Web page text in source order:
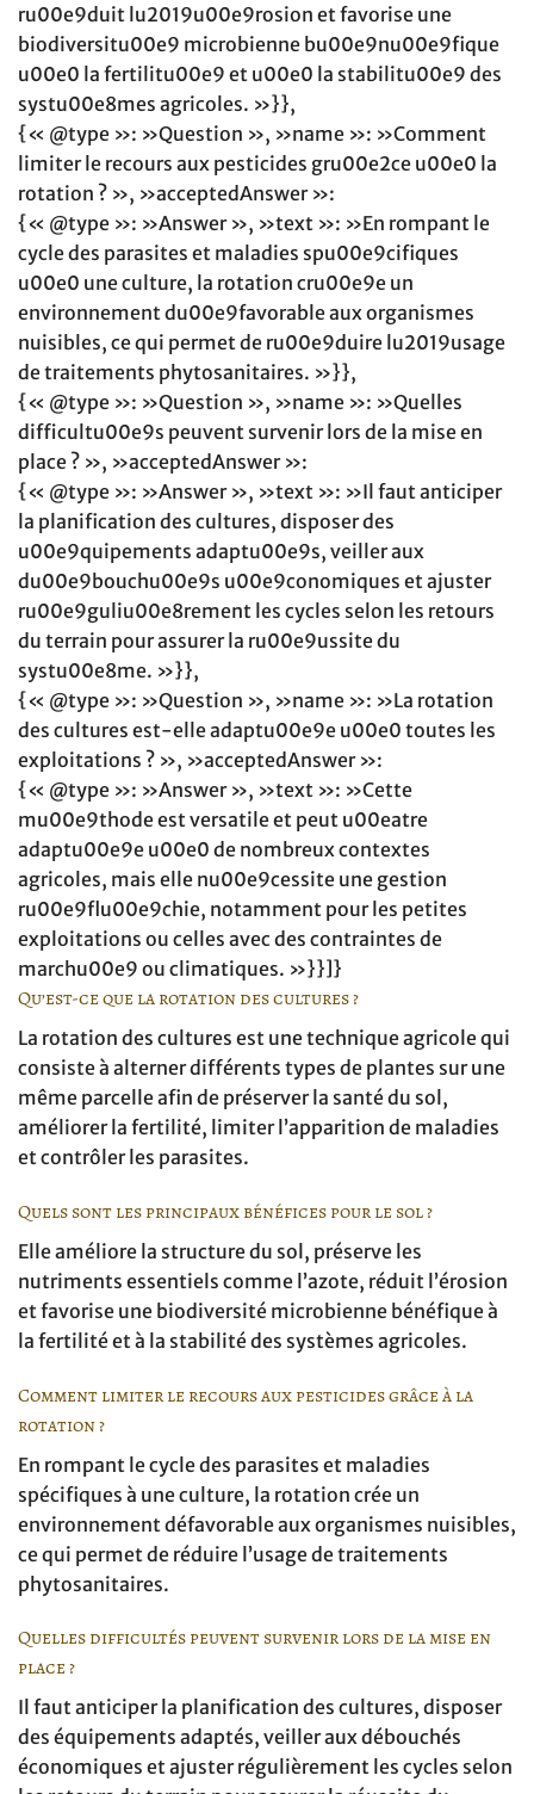
ru00e9duit lu2019u00e9rosion et favorise une
biodiversitu00e9 microbienne bu00e9nu00e9fique
u00e0 la fertilitu00e9 et u00e0 la stabilitu00e9 des
systu00e8mes agricoles. »}},
{« @type »: »Question », »name »: »Comment
limiter le recours aux pesticides gru00e2ce u00e0 la
rotation ? », »acceptedAnswer »:
{« @type »: »Answer », »text »: »En rompant le
cycle des parasites et maladies spu00e9cifiques
u00e0 une culture, la rotation cru00e9e un
environnement du00e9favorable aux organismes
nuisibles, ce qui permet de ru00e9duire lu2019usage
de traitements phytosanitaires. »}},
{« @type »: »Question », »name »: »Quelles
difficultu00e9s peuvent survenir lors de la mise en
place ? », »acceptedAnswer »:
{« @type »: »Answer », »text »: »Il faut anticiper
la planification des cultures, disposer des
u00e9quipements adaptu00e9s, veiller aux
du00e9bouchu00e9s u00e9conomiques et ajuster
ru00e9guliu00e8rement les cycles selon les retours
du terrain pour assurer la ru00e9ussite du
systu00e8me. »}},
{« @type »: »Question », »name »: »La rotation
des cultures est-elle adaptu00e9e u00e0 toutes les
exploitations ? », »acceptedAnswer »:
{« @type »: »Answer », »text »: »Cette
mu00e9thode est versatile et peut u00eatre
adaptu00e9e u00e0 de nombreux contextes
agricoles, mais elle nu00e9cessite une gestion
ru00e9flu00e9chie, notamment pour les petites
exploitations ou celles avec des contraintes de
marchu00e9 ou climatiques. »}}]}
Qu’est-ce que la rotation des cultures ?
La rotation des cultures est une technique agricole qui
consiste à alterner différents types de plantes sur une
même parcelle afin de préserver la santé du sol,
améliorer la fertilité, limiter l’apparition de maladies
et contrôler les parasites.
Quels sont les principaux bénéfices pour le sol ?
Elle améliore la structure du sol, préserve les
nutriments essentiels comme l’azote, réduit l’érosion
et favorise une biodiversité microbienne bénéfique à
la fertilité et à la stabilité des systèmes agricoles.
Comment limiter le recours aux pesticides grâce à la
rotation ?
En rompant le cycle des parasites et maladies
spécifiques à une culture, la rotation crée un
environnement défavorable aux organismes nuisibles,
ce qui permet de réduire l’usage de traitements
phytosanitaires.
Quelles difficultés peuvent survenir lors de la mise en
place ?
Il faut anticiper la planification des cultures, disposer
des équipements adaptés, veiller aux débouchés
économiques et ajuster régulièrement les cycles selon